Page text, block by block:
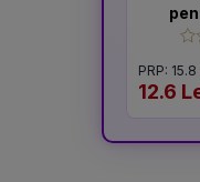
PRP:
12.6